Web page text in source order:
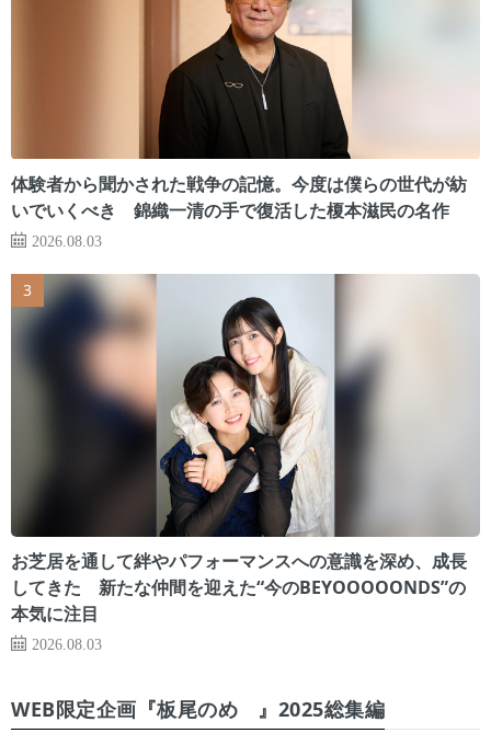
体験者から聞かされた戦争の記憶。今度は僕らの世代が紡
いでいくべき 錦織一清の手で復活した榎本滋民の名作
2026.08.03
お芝居を通して絆やパフォーマンスへの意識を深め、成長
してきた 新たな仲間を迎えた“今のBEYOOOOONDS”の
本気に注目
2026.08.03
WEB限定企画『板尾のめ゙』2025総集編